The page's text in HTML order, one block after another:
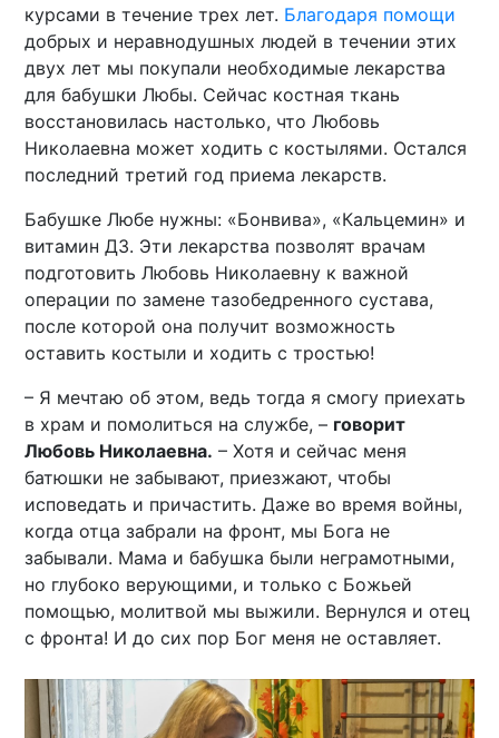
курсами в течение трех лет. Благодаря помощи
добрых и неравнодушных людей в течении этих
двух лет мы покупали необходимые лекарства
для бабушки Любы. Сейчас костная ткань
восстановилась настолько, что Любовь
Николаевна может ходить с костылями. Остался
последний третий год приема лекарств.
Бабушке Любе нужны: «Бонвива», «Кальцемин» и
витамин Д3. Эти лекарства позволят врачам
подготовить Любовь Николаевну к важной
операции по замене тазобедренного сустава,
после которой она получит возможность
оставить костыли и ходить с тростью!
– Я мечтаю об этом, ведь тогда я смогу приехать
в храм и помолиться на службе, – говорит
Любовь Николаевна. – Хотя и сейчас меня
батюшки не забывают, приезжают, чтобы
исповедать и причастить. Даже во время войны,
когда отца забрали на фронт, мы Бога не
забывали. Мама и бабушка были неграмотными,
но глубоко верующими, и только с Божьей
помощью, молитвой мы выжили. Вернулся и отец
с фронта! И до сих пор Бог меня не оставляет.